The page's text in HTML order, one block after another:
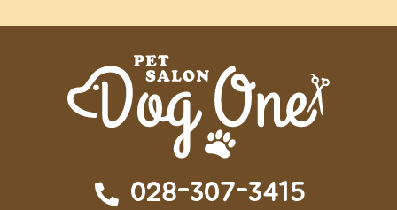
028-307-3415